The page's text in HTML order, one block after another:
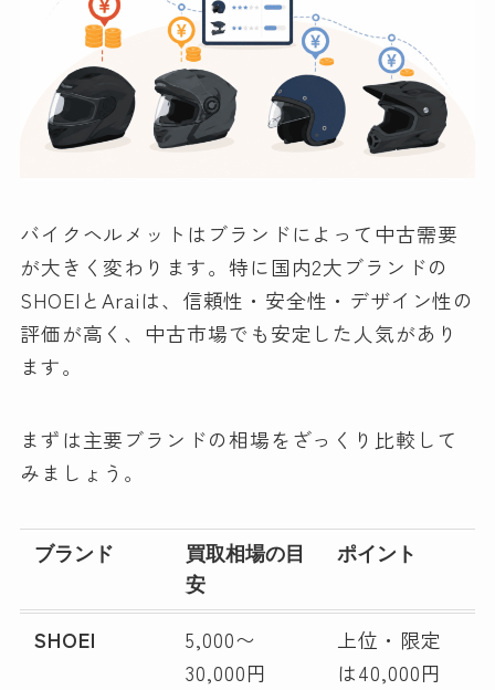
バイクヘルメットはブランドによって中古需要
が大きく変わります。特に国内2大ブランドの
SHOEIとAraiは、信頼性・安全性・デザイン性の
評価が高く、中古市場でも安定した人気があり
ます。
まずは主要ブランドの相場をざっくり比較して
みましょう。
ブランド
買取相場の目
安
ポイント
SHOEI
5,000〜
30,000円
上位・限定
は40,000円